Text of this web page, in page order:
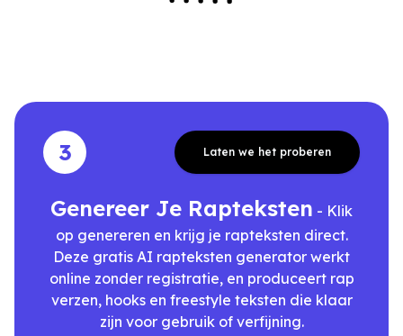
3 Laten we het proberen
Genereer Je Rapteksten - Klik
op genereren en krijg je rapteksten direct.
Deze gratis AI rapteksten generator werkt
online zonder registratie, en produceert rap
verzen, hooks en freestyle teksten die klaar
zijn voor gebruik of verfijning.